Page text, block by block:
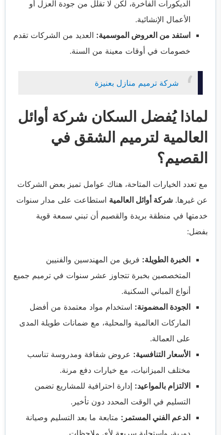
الديكورات الفاخرة، لكن لا تقلل من جودة العزل أو
الأعمال الإنشائية.
استفد من العروض الموسمية: العديد من الشركات تقدم
خصومات في أوقات معينة من السنة.
شركة ترميم منازل بعنيزة
لماذا يُفضل السكان شركة أوائل
العالمية لترميم الشقق في
القصيم؟
مع تعدد الخيارات المتاحة، هناك عوامل تميز بعض الشركات
عن غيرها. شركة أوائل العالمية استطاعت على مدار سنوات
خدمتها في منطقة بريدة والقصيم أن تبني سمعة قوية
بفضل:
الخبرة الطويلة: فريق من المهندسين والفنيين
المتخصصين بخبرة تتجاوز عشر سنوات في ترميم جميع
أنواع المباني السكنية.
الجودة المضمونة: استخدام مواد معتمدة من أفضل
الماركات العالمية والمحلية، مع ضمانات طويلة المدى
على العمالة.
الأسعار التنافسية: عروض شفافة ومدروسة تناسب
مختلف الميزانيات، مع خيارات دفع مرنة.
الالتزام بالمواعيد: إدارة احترافية للمشاريع تضمن
التسليم في الوقت المحدد دون تأخير.
الدعم الفني المستمر: متابعة ما بعد التسليم وصيانة
دورية، واستجابة سريعة لأي ملاحظات.